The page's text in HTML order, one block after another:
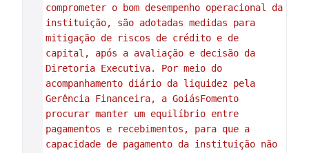
comprometer o bom desempenho operacional da
instituição, são adotadas medidas para
mitigação de riscos de crédito e de
capital, após a avaliação e decisão da
Diretoria Executiva. Por meio do
acompanhamento diário da liquidez pela
Gerência Financeira, a GoiásFomento
procurar manter um equilíbrio entre
pagamentos e recebimentos, para que a
capacidade de pagamento da instituição não